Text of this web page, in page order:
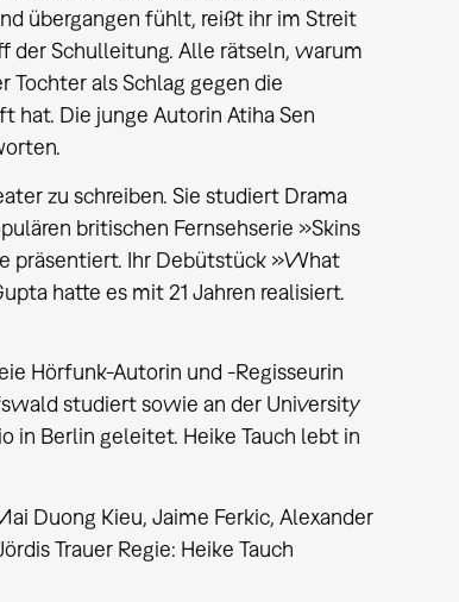
übergangen fühlt, reißt ihr im Streit
der Schulleitung. Alle rätseln, warum
als Schlag gegen die
hat. Die junge Autorin Atiha Sen
zu schreiben. Sie studiert Drama
britischen Fernsehserie »Skins
präsentiert. Ihr Debütstück »What
hatte es mit 21 Jahren realisiert.
Hörfunk-Autorin und -Regisseurin
studiert sowie an der University
in Berlin geleitet. Heike Tauch lebt in
Duong Kieu, Jaime Ferkic, Alexander
Trauer Regie: Heike Tauch